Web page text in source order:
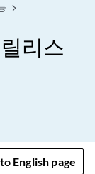
리스
English page